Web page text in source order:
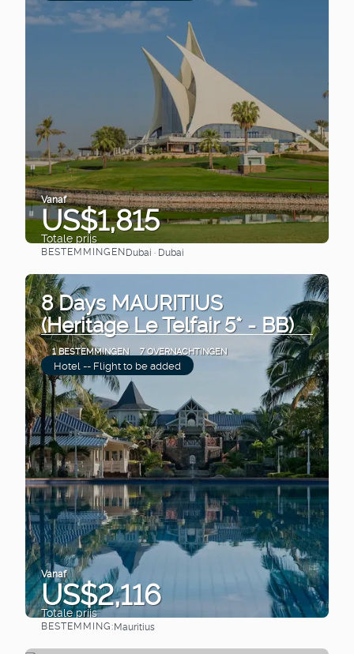
Vanaf
US$1,815
Totale prijs
Bekijk
BESTEMMINGENDubai · Dubai
8 Days MAURITIUS
(Heritage Le Telfair 5* - BB)
1 BESTEMMINGEN 7 OVERNACHTINGEN
Hotel -- Flight to be added
Vanaf
US$2,116
Totale prijs
BESTEMMING:Mauritius